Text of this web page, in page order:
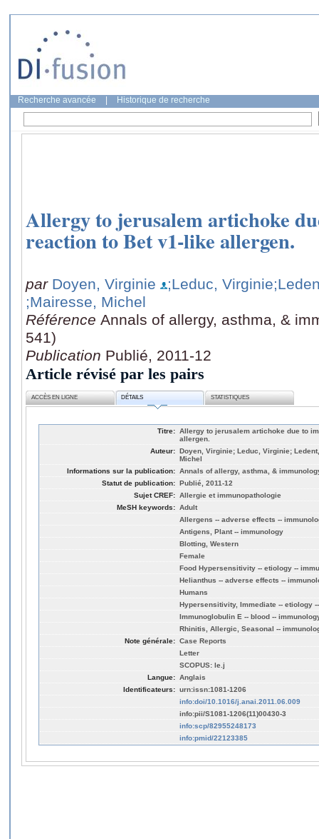
Recherche avancée Historique de recherche
Allergy to jerusalem artichoke
reaction to Bet v1-like allergen.
par Doyen, Virginie ;Leduc, Virginie
;Mairesse, Michel
Référence Annals of allergy, asthma, &
541)
Publication Publié, 2011-12
Article révisé par les pairs
ACCÈS EN LIGNE DÉTAILS STATISTIQUES
Titre: Allergy to jerusalem artichoke due to
allergen.
Auteur: Doyen, Virginie; Leduc, Virginie;
Michel
Informations sur la publication: Annals of allergy, asthma, &
Statut de publication: Publié, 2011-12
Sujet CREF: Allergie et immunopathologie
MeSH keywords: Adult
Allergens -- adverse effects --
Antigens, Plant -- immunology
Blotting, Western
Female
Food Hypersensitivity -- etiology --
Helianthus -- adverse effects --
Humans
Hypersensitivity, Immediate -- etiology
Immunoglobulin E -- blood --
Rhinitis, Allergic, Seasonal --
Note générale: Case Reports
Letter
SCOPUS: le.j
Langue: Anglais
Identificateurs: urn:issn:1081-1206
info:doi/10.1016/j.anai.2011.06.009
info:pii/S1081-1206(11)00430-3
info:scp/82955248173
info:pmid/22123385